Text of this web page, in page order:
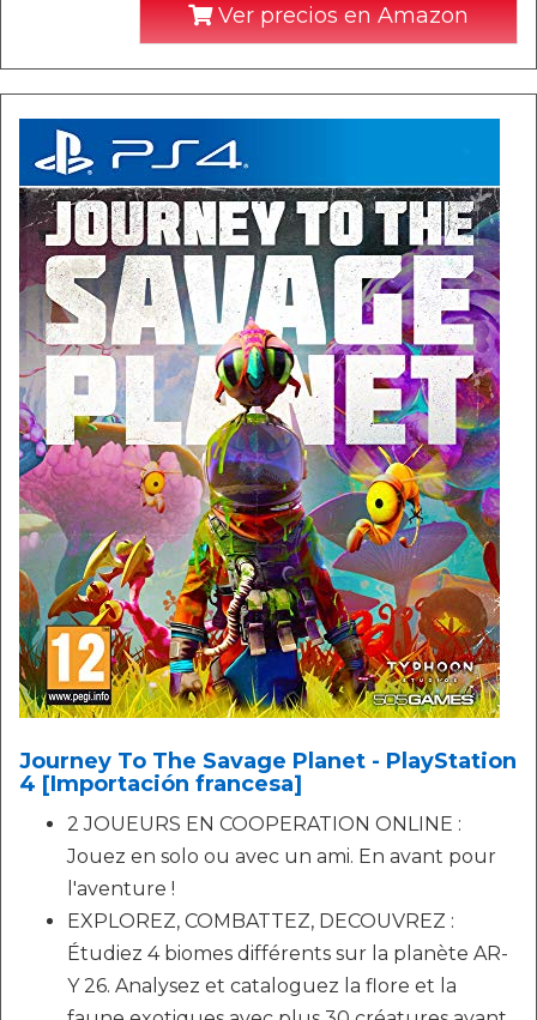
Ver precios en Amazon
Journey To The Savage Planet - PlayStation
4 [Importación francesa]
2 JOUEURS EN COOPERATION ONLINE :
Jouez en solo ou avec un ami. En avant pour
l'aventure !
EXPLOREZ, COMBATTEZ, DECOUVREZ :
Étudiez 4 biomes différents sur la planète AR-
Y 26. Analysez et cataloguez la flore et la